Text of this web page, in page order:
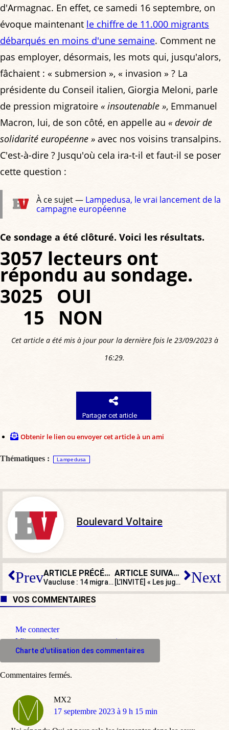
d'Armagnac. En effet, ce samedi 16 septembre, on
évoque maintenant le chiffre de 11.000 migrants
débarqués en moins d'une semaine. Comment ne
pas employer, désormais, les mots qui, jusqu'alors,
fâchaient : « submersion », « invasion » ? La
présidente du Conseil italien, Giorgia Meloni, parle
de pression migratoire « insoutenable », Emmanuel
Macron, lui, de son côté, en appelle au « devoir de
solidarité européenne » avec nos voisins transalpins.
C'est-à-dire ? Jusqu'où cela ira-t-il et faut-il se poser
cette question :
À ce sujet — Lampedusa, le vrai lancement de la
campagne européenne
Ce sondage a été clôturé. Voici les résultats.
3057 lecteurs ont
répondu au sondage.
3025 OUI
15 NON
Cet article a été mis à jour pour la dernière fois le 23/09/2023 à
16:29.
Partager cet article
Obtenir le lien ou envoyer cet article à un ami
Thématiques : Lampedusa
Boulevard Voltaire
Prev ARTICLE PRÉCÉDENT
Vaucluse : 14 migrants montés à Vintimille retrouvés dans un semi-remorque
ARTICLE SUIVANT
[L’INVITÉ] « Les juges du SM sont des révolutionnaires chamarrés d’hermine » Next
VOS COMMENTAIRES
Me connecter
M'inscrire à l'espace commentaire
Charte d'utilisation des commentaires
MX2
dit
17 septembre 2023 à 9 h 15 min
Commentaires fermés.